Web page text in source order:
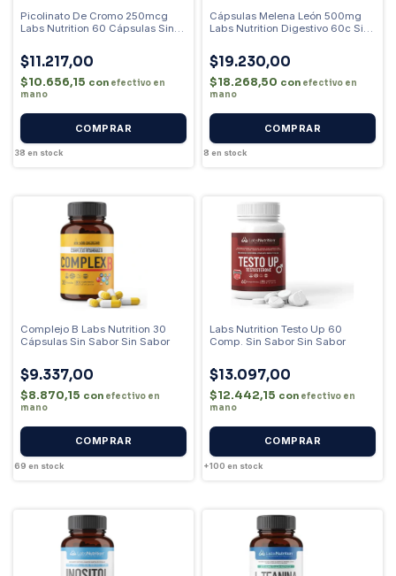
Picolinato De Cromo 250mcg
Labs Nutrition 60 Cápsulas Sin
$11.217,00
$10.656,15 con efectivo en
mano
38 en stock
Cápsulas Melena León 500mg
Labs Nutrition Digestivo 60c Sin
$19.230,00
$18.268,50 con efectivo en
mano
8 en stock
Complejo B Labs Nutrition 30
Cápsulas Sin Sabor Sin Sabor
$9.337,00
$8.870,15 con efectivo en
mano
69 en stock
Labs Nutrition Testo Up 60
Comp. Sin Sabor Sin Sabor
$13.097,00
$12.442,15 con efectivo en
mano
+100 en stock